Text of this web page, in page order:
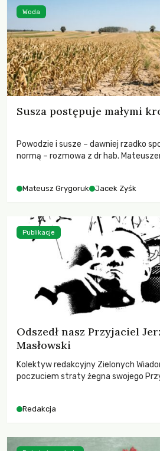
Susza postępuje małymi
Powodzie i susze – dawniej rzadko
normą – rozmowa z dr hab.
Mateusz Grygoruk Jacek Zyśk
Woda
Odszedł nasz Przyjaciel
Masłowski
Kolektyw redakcyjny Zielonych
poczuciem straty żegna swojego
Redakcja
Publikacje